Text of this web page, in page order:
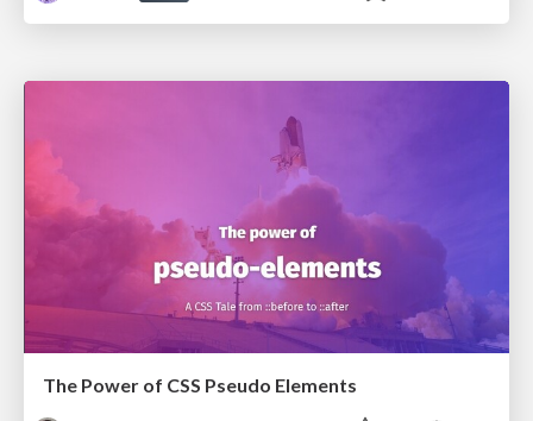
The Power of CSS Pseudo Elements